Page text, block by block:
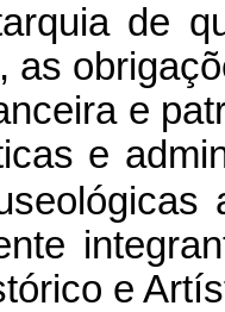
de
as
e
e
e